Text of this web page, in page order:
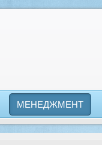
МЕНЕДЖМЕНТ